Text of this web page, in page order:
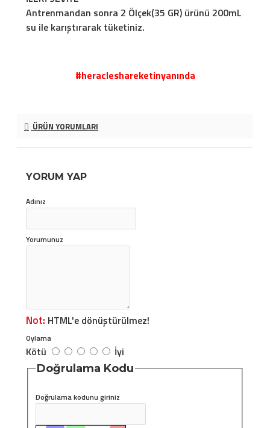
Antrenmandan sonra 2 Ölçek(35 GR) ürünü 200mL
su ile karıştırarak tüketiniz.
#heracleshareketinyanında
ÜRÜN YORUMLARI
YORUM YAP
Adınız
Yorumunuz
Not: HTML'e dönüştürülmez!
Oylama
Kötü İyi
Doğrulama Kodu
Doğrulama kodunu giriniz